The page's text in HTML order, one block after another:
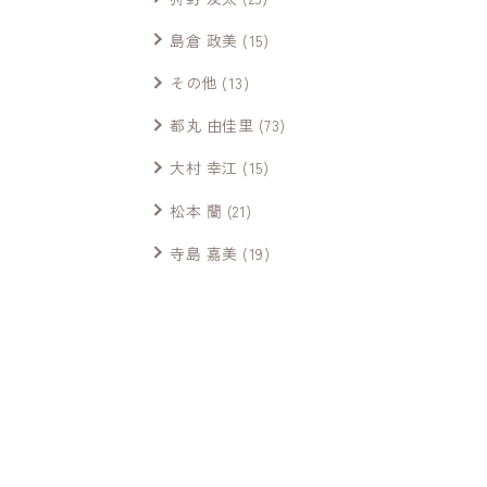
島倉 政美 (15)
その他 (13)
都丸 由佳里 (73)
大村 幸江 (15)
松本 蘭 (21)
寺島 嘉美 (19)